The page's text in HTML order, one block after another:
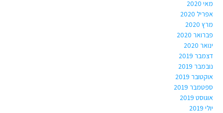
מאי 2020
אפריל 2020
מרץ 2020
פברואר 2020
ינואר 2020
דצמבר 2019
נובמבר 2019
אוקטובר 2019
ספטמבר 2019
אוגוסט 2019
יולי 2019